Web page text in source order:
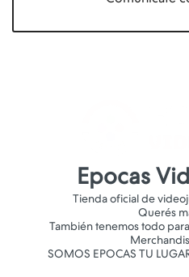
Epocas
Tienda oficial de
Querés
También tenemos todo